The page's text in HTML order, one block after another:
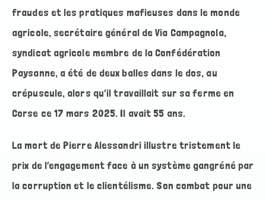
fraudes et les pratiques mafieuses dans le monde
agricole, secrétaire général de Via Campagnola,
syndicat agricole membre de la Confédération
Paysanne, a été de deux balles dans le dos, au
crépuscule, alors qu’il travaillait sur sa ferme en
Corse ce 17 mars 2025. Il avait 55 ans.
La mort de Pierre Alessandri illustre tristement le
prix de l’engagement face à un système gangréné par
la corruption et le clientélisme. Son combat pour une